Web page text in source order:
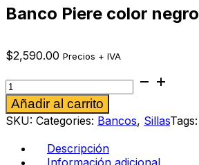
Banco Piere color negro
$2,590.00 Precios + IVA
Banco
Piere
color
negro
cantidad
Añadir al carrito
SKU: Categories: Bancos, SillasTags:
Descripción
Información adicional